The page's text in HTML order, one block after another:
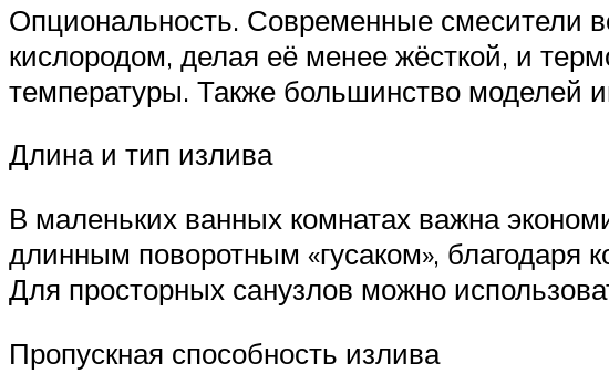
Опциональность. Современные смесители
кислородом, делая её менее жёсткой, и
температуры. Также большинство моделей
Длина и тип излива
В маленьких ванных комнатах важна
длинным поворотным «гусаком», благодаря
Для просторных санузлов можно
Пропускная способность излива